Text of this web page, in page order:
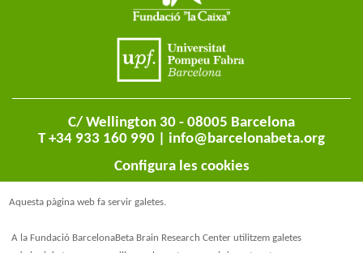
C/ Wellington 30 - 08005 Barcelona
T +34 933 160 990 | info@barcelonabeta.org
Configura les cookies
Aquesta pàgina web fa servir galetes.
A la Fundació BarcelonaBeta Brain Research Center utilitzem galetes